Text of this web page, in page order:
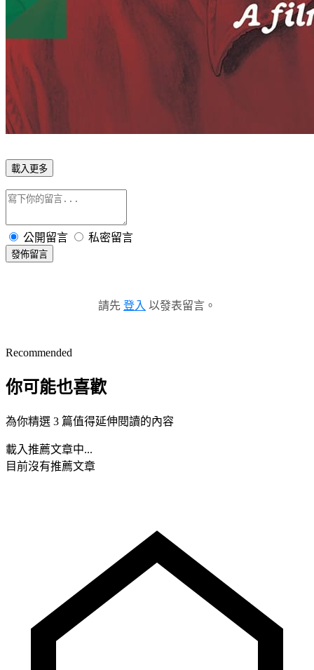
載入更多
公開留言 私密留言
發佈留言
請先 登入 以發表留言。
Recommended
你可能也喜歡
為你精選 3 篇值得延伸閱讀的內容
載入推薦文章中...
目前沒有推薦文章